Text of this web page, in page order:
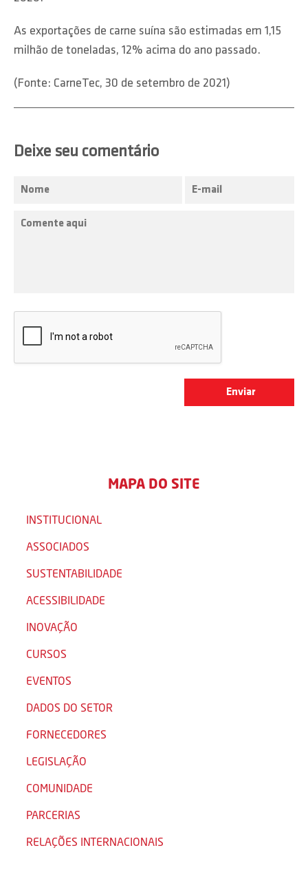
As exportações de carne suína são estimadas em 1,15
milhão de toneladas, 12% acima do ano passado.
(Fonte: CarneTec, 30 de setembro de 2021)
Deixe seu comentário
MAPA DO SITE
INSTITUCIONAL
ASSOCIADOS
SUSTENTABILIDADE
ACESSIBILIDADE
INOVAÇÃO
CURSOS
EVENTOS
DADOS DO SETOR
FORNECEDORES
LEGISLAÇÃO
COMUNIDADE
PARCERIAS
RELAÇÕES INTERNACIONAIS